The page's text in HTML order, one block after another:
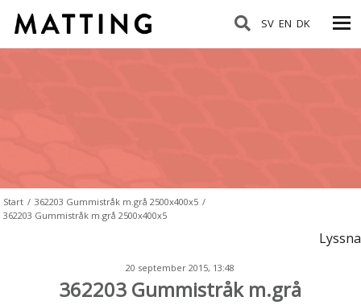
SV EN DK
Start / 362203 Gummistråk m.grå 2500x400x5 /
362203 Gummistråk m.grå 2500x400x5
Lyssna
20 september 2015, 13:48
362203 Gummistråk m.grå